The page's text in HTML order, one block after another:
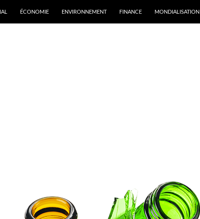
ÉCONOMIE ENVIRONNEMENT FINANCE MONDIALISATION